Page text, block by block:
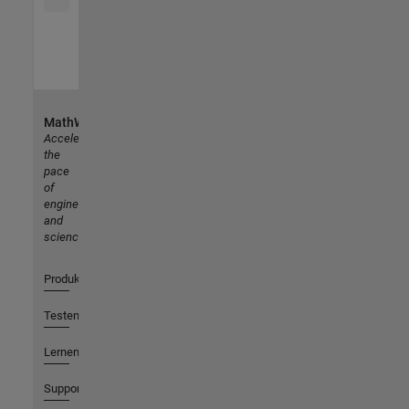
MathWorks
Accelerating
the
pace
of
engineering
and
science
Produkte
Testen oder Kaufen
Lernen
Support